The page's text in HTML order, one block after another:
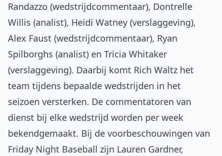
Randazzo (wedstrijdcommentaar), Dontrelle
Willis (analist), Heidi Watney (verslaggeving),
Alex Faust (wedstrijdcommentaar), Ryan
Spilborghs (analist) en Tricia Whitaker
(verslaggeving). Daarbij komt Rich Waltz het
team tijdens bepaalde wedstrijden in het
seizoen versterken. De commentatoren van
dienst bij elke wedstrijd worden per week
bekendgemaakt. Bij de voorbeschouwingen van
Friday Night Baseball zijn Lauren Gardner,